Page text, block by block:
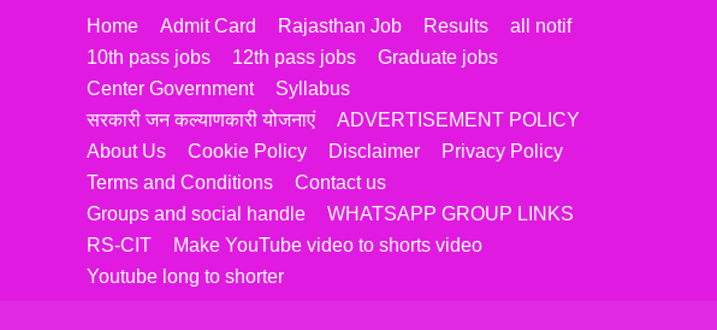
Home Admit Card Rajasthan Job Results
all notif
10th pass jobs
12th pass jobs
Graduate jobs
Center Government
Syllabus
सरकारी जन कल्याणकारी योजनाएं
ADVERTISEMENT POLICY
About Us
Cookie Policy Disclaimer
Privacy Policy
Terms and Conditions
Contact us
Groups and social handle
WHATSAPP GROUP LINKS
RS-CIT
Make YouTube video to shorts video
Youtube long to shorter